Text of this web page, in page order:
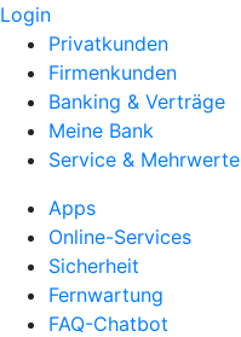
Login
Privatkunden
Firmenkunden
Banking & Verträge
Meine Bank
Service & Mehrwerte
Apps
Online-Services
Sicherheit
Fernwartung
FAQ-Chatbot